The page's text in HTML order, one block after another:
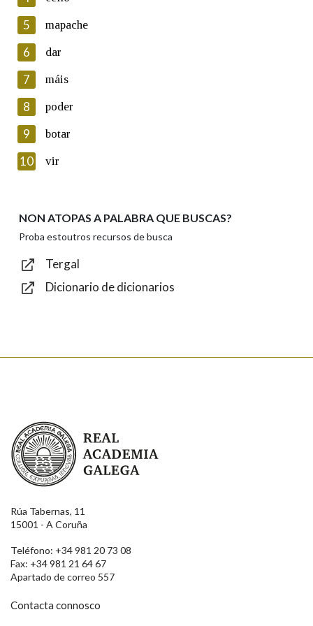
Lin e acepto as condicións da política de
Introduce o código que aparece na imaxe:
Texto de verificación
Enviar
5 mapache
6 dar
7 máis
8 poder
9 botar
10 vir
NON ATOPAS A PALABRA QUE BUSCAS?
Proba estoutros recursos de busca
Tergal
Dicionario de dicionarios
Real Academia Galega
Rúa Tabernas, 11
15001 - A Coruña
Teléfono: +34 981 20 73 08
Fax: +34 981 21 64 67
Apartado de correo 557
Contacta connosco